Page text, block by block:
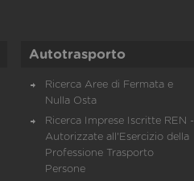
Autotrasporto
Ricerca Aree di Fermata e
Nulla Osta
Ricerca Imprese Iscritte REN -
Autorizzate all'Esercizio della
Professione Trasporto
Persone